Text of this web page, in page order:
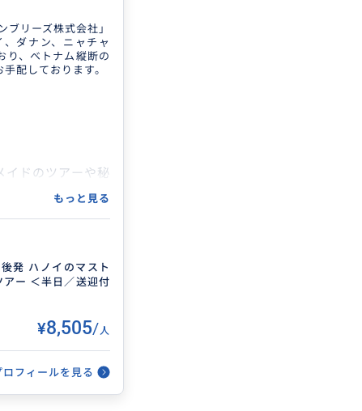
リーズ株式会社」
ダナン、ニャチャ
り、ベトナム縦断の
配しております。
イドのツアーや秘
2026/7/22
島が巨大化してさ
もっと見る
発 ハノイのマスト
ー ＜半日／送迎付
¥8,505/ 人
ロフィールを見る